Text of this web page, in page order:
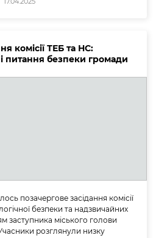
комісії ТЕБ та НС:
питання безпеки громади
позачергове засідання комісії
безпеки та надзвичайних
заступника міського голови
розглянули низку